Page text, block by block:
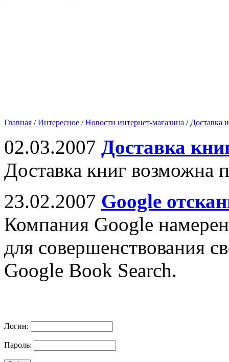
Главная /Интересное /Новости интернет-магазина / Доставка
02.03.2007 Доставка
Доставка книг возможна
23.02.2007 Google
Компания Google
для совершенствования
Google Book Search.
Логин:
Пароль: